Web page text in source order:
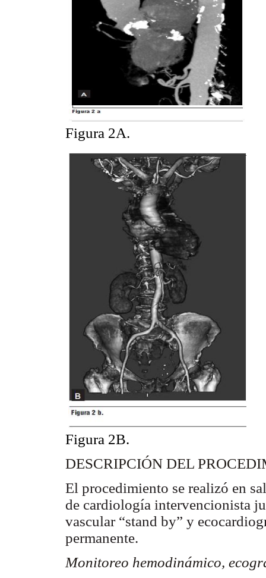
Figura 2A.
Figura 2B.
DESCRIPCIÓN DEL
El procedimiento se realizó en
de cardiología intervencionista
vascular “stand by” y
permanente.
Monitoreo hemodinámico,